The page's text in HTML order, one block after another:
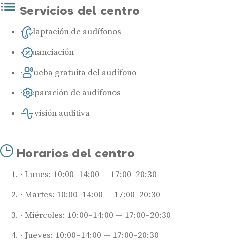
Servicios del centro
Adaptación de audífonos
Financiación
Prueba gratuita del audífono
Reparación de audífonos
Revisión auditiva
Horarios del centro
Lunes: 10:00–14:00 — 17:00–20:30
Martes: 10:00–14:00 — 17:00–20:30
Miércoles: 10:00–14:00 — 17:00–20:30
Jueves: 10:00–14:00 — 17:00–20:30